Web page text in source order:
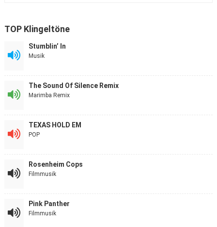
TOP Klingeltöne
Stumblin’ In
Musik
The Sound Of Silence Remix
Marimba Remix
TEXAS HOLD EM
POP
Rosenheim Cops
Filmmusik
Pink Panther
Filmmusik